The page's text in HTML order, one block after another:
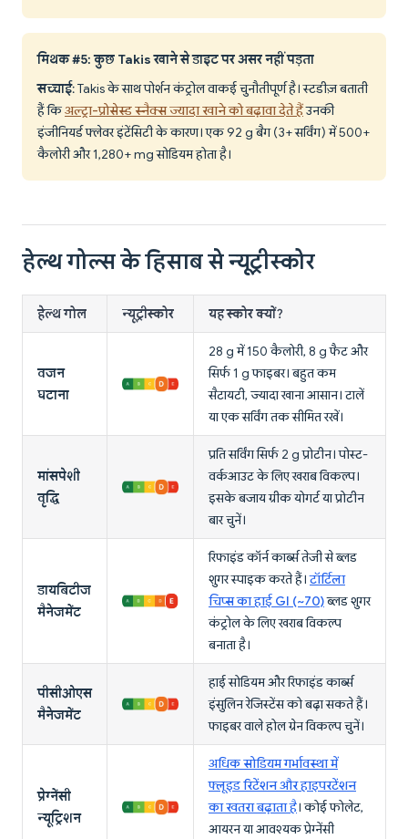
मिथक #5: कुछ Takis खाने से डाइट पर असर नहीं पड़ता
सच्चाई: Takis के साथ पोर्शन कंट्रोल वाकई चुनौतीपूर्ण है। स्टडीज़ बताती
हैं किअल्ट्रा-प्रोसेस्ड स्नैक्स ज्यादा खाने को बढ़ावा देते हैंउनकी
इंजीनियर्ड फ्लेवर इंटेंसिटी के कारण। एक 92 g बैग (3+ सर्विंग) में 500+
कैलोरी और 1,280+ mg सोडियम होता है।
हेल्थ गोल्स के हिसाब से न्यूट्रीस्कोर
हेल्थ गोल न्यूट्रीस्कोर यह स्कोर क्यों?
वजन
घटाना
28 g में 150 कैलोरी, 8 g फैट और
सिर्फ 1 g फाइबर। बहुत कम
सैटायटी, ज्यादा खाना आसान। टालें
या एक सर्विंग तक सीमित रखें।
मांसपेशी
वृद्धि
प्रति सर्विंग सिर्फ 2 g प्रोटीन। पोस्ट-
वर्कआउट के लिए खराब विकल्प।
इसके बजाय ग्रीक योगर्ट या प्रोटीन
बार चुनें।
डायबिटीज
मैनेजमेंट
रिफाइंड कॉर्न कार्ब्स तेजी से ब्लड
शुगर स्पाइक करते हैं।टॉर्टिला
चिप्स का हाई GI (~70)ब्लड शुगर
कंट्रोल के लिए खराब विकल्प
बनाता है।
पीसीओएस
मैनेजमेंट
हाई सोडियम और रिफाइंड कार्ब्स
इंसुलिन रेजिस्टेंस को बढ़ा सकते हैं।
फाइबर वाले होल ग्रेन विकल्प चुनें।
प्रेग्नेंसी
न्यूट्रिशन
अधिक सोडियम गर्भावस्था में
फ्लूइड रिटेंशन और हाइपरटेंशन
का खतरा बढ़ाता है। कोई फोलेट,
आयरन या आवश्यक प्रेग्नेंसी